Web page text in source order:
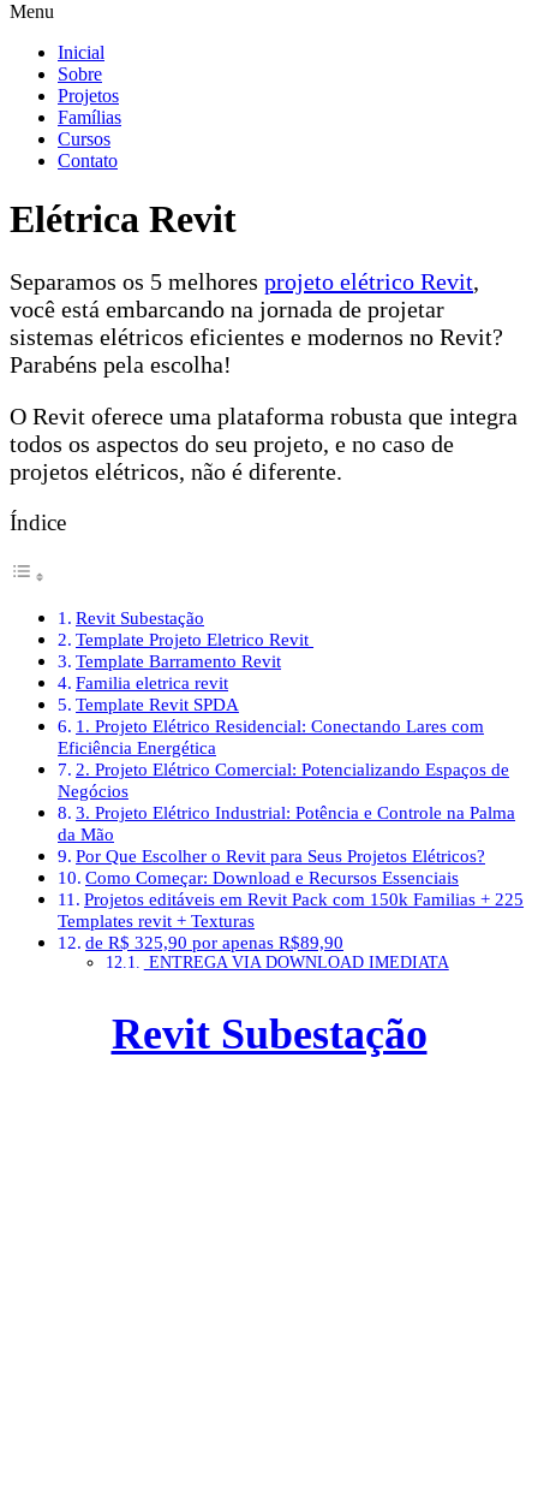
Menu
Inicial
Sobre
Projetos
Famílias
Cursos
Contato
Elétrica Revit
Separamos os 5 melhores projeto elétrico Revit,
você está embarcando na jornada de projetar
sistemas elétricos eficientes e modernos no Revit?
Parabéns pela escolha!
O Revit oferece uma plataforma robusta que integra
todos os aspectos do seu projeto, e no caso de
projetos elétricos, não é diferente.
Índice
Revit Subestação
Template Projeto Eletrico Revit
Template Barramento Revit
Familia eletrica revit
Template Revit SPDA
1. Projeto Elétrico Residencial: Conectando Lares com
Eficiência Energética
2. Projeto Elétrico Comercial: Potencializando Espaços de
Negócios
3. Projeto Elétrico Industrial: Potência e Controle na Palma
da Mão
Por Que Escolher o Revit para Seus Projetos Elétricos?
Como Começar: Download e Recursos Essenciais
Projetos editáveis em Revit Pack com 150k Familias + 225
Templates revit + Texturas
de R$ 325,90 por apenas R$89,90
ENTREGA VIA DOWNLOAD IMEDIATA
Revit Subestação